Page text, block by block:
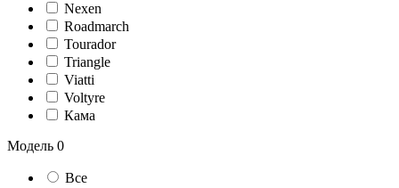
Nexen
Roadmarch
Tourador
Triangle
Viatti
Voltyre
Кама
Модель 0
Все